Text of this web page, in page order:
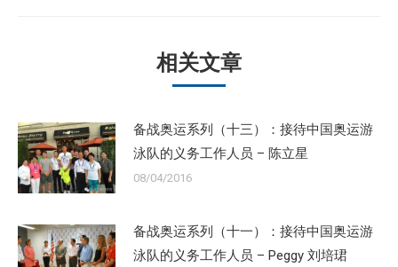
相关文章
备战奥运系列（十三）：接待中国奥运游
泳队的义务工作人员 – 陈立星
08/04/2016
备战奥运系列（十一）：接待中国奥运游
泳队的义务工作人员 – Peggy 刘培珺